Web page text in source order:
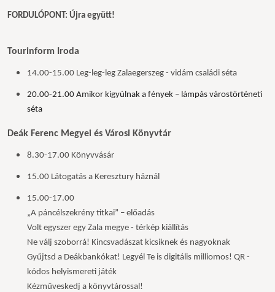
FORDULÓPONT: Újra együtt!
Tourinform Iroda
14.00-15.00 Leg-leg-leg Zalaegerszeg - vidám családi séta
20.00-21.00 Amikor kigyúlnak a fények – lámpás várostörténeti
séta
Deák Ferenc Megyei és Városi Könyvtár
8.30-17.00 Könyvvásár
15.00 Látogatás a Keresztury háznál
15.00-17.00
„A páncélszekrény titkai” – előadás
Volt egyszer egy Zala megye - térkép kiállítás
Ne válj szoborrá! Kincsvadászat kicsiknek és nagyoknak
Gyűjtsd a Deákbankókat! Legyél Te is digitális milliomos! QR -
kódos helyismereti játék
Kézműveskedj a könyvtárossal!